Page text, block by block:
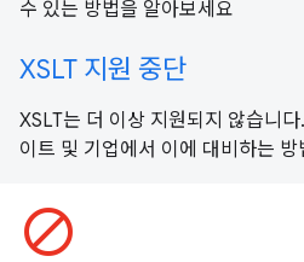
수 있는 방법을 알아보세요
XSLT 지원 중단
XSLT는 더 이상 지원되지 않습니
이트 및 기업에서 이에 대비하는
block